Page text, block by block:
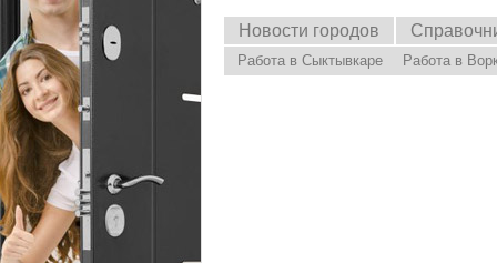
Новости городов
Работа в Сыктывкаре Работа в